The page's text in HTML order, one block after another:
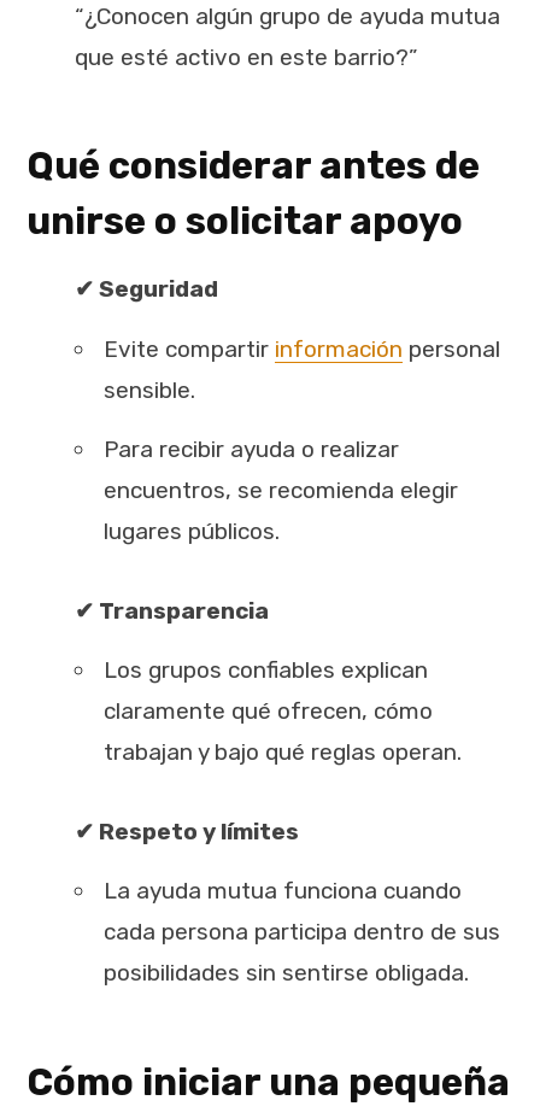
“¿Conocen algún grupo de ayuda mutua
que esté activo en este barrio?”
Qué considerar antes de
unirse o solicitar apoyo
✔ Seguridad
Evite compartir información personal
sensible.
Para recibir ayuda o realizar
encuentros, se recomienda elegir
lugares públicos.
✔ Transparencia
Los grupos confiables explican
claramente qué ofrecen, cómo
trabajan y bajo qué reglas operan.
✔ Respeto y límites
La ayuda mutua funciona cuando
cada persona participa dentro de sus
posibilidades sin sentirse obligada.
Cómo iniciar una pequeña